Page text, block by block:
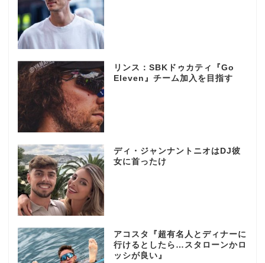
リンス：SBKドゥカティ『Go
Eleven』チーム加入を目指す
ディ・ジャンナントニオはDJ彼
女に首ったけ
アコスタ『超有名人とディナーに
行けるとしたら…スタローンかロ
ッシが良い』